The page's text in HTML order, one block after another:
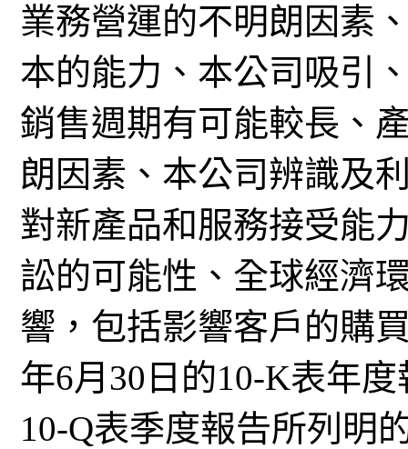
業務營運的不明朗因素
本的能力、本公司吸引
銷售週期有可能較長、
朗因素、本公司辨識及
對新產品和服務接受能
訟的可能性、全球經濟
響，包括影響客戶的購
年6月30日的10-K表年
10-Q表季度報告所列明